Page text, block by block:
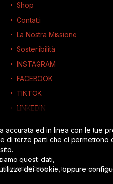
Shop
Contatti
La Nostra Missione
Sostenibilità
INSTAGRAM
FACEBOOK
TIKTOK
LINKEDIN
HEUFORIA - Tutti i diritti riservati-
accurata ed in linea con le tue
di terze parti che ci permettono
questi dati,
dei cookie, oppure